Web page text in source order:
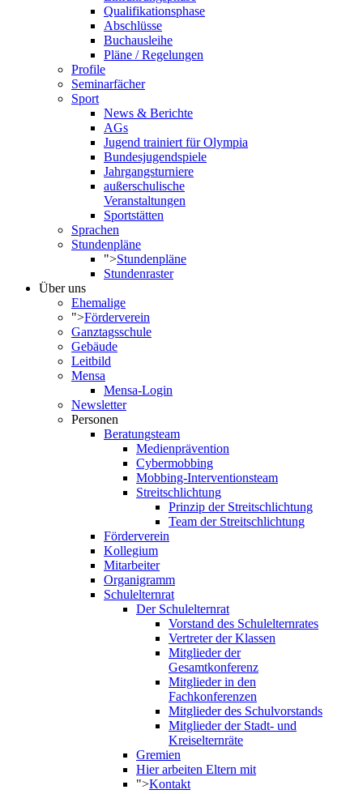
Qualifikationsphase
Abschlüsse
Buchausleihe
Pläne / Regelungen
Profile
Seminarfächer
Sport
News & Berichte
AGs
Jugend trainiert für Olympia
Bundesjugendspiele
Jahrgangsturniere
außerschulische
Veranstaltungen
Sportstätten
Sprachen
Stundenpläne
">Stundenpläne
Stundenraster
Über uns
Ehemalige
">Förderverein
Ganztagsschule
Gebäude
Leitbild
Mensa
Mensa-Login
Newsletter
Personen
Beratungsteam
Medienprävention
Cybermobbing
Mobbing-Interventionsteam
Streitschlichtung
Prinzip der Streitschlichtung
Team der Streitschlichtung
Förderverein
Kollegium
Mitarbeiter
Organigramm
Schulelternrat
Der Schulelternrat
Vorstand des Schulelternrates
Vertreter der Klassen
Mitglieder der
Gesamtkonferenz
Mitglieder in den
Fachkonferenzen
Mitglieder des Schulvorstands
Mitglieder der Stadt- und
Kreiselternräte
Gremien
Hier arbeiten Eltern mit
">Kontakt